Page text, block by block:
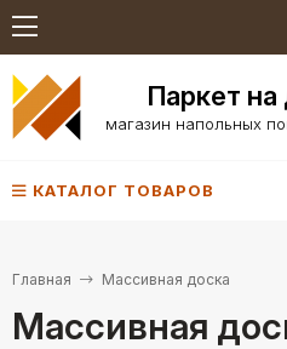
Паркет на
магазин напольных
КАТАЛОГ ТОВАРОВ
Главная Массивная доска
Массивная